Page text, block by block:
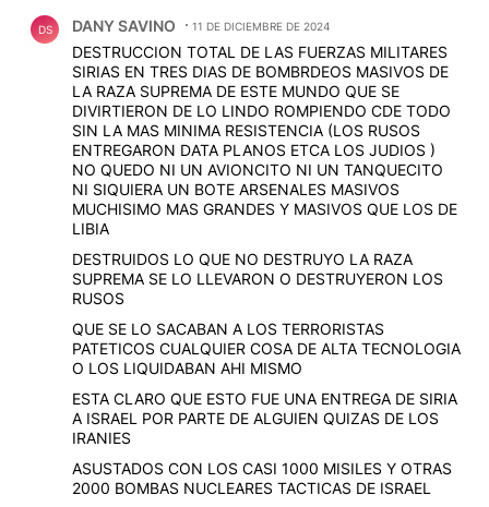
DS DANY SAVINO 11 DE DICIEMBRE DE 2024
DESTRUCCION TOTAL DE LAS FUERZAS MILITARES
SIRIAS EN TRES DIAS DE BOMBRDEOS MASIVOS DE
LA RAZA SUPREMA DE ESTE MUNDO QUE SE
DIVIRTIERON DE LO LINDO ROMPIENDO CDE TODO
SIN LA MAS MINIMA RESISTENCIA (LOS RUSOS
ENTREGARON DATA PLANOS ETCA LOS JUDIOS )
NO QUEDO NI UN AVIONCITO NI UN TANQUECITO
NI SIQUIERA UN BOTE ARSENALES MASIVOS
MUCHISIMO MAS GRANDES Y MASIVOS QUE LOS DE
LIBIA
DESTRUIDOS LO QUE NO DESTRUYO LA RAZA
SUPREMA SE LO LLEVARON O DESTRUYERON LOS
RUSOS
QUE SE LO SACABAN A LOS TERRORISTAS
PATETICOS CUALQUIER COSA DE ALTA TECNOLOGIA
O LOS LIQUIDABAN AHI MISMO
ESTA CLARO QUE ESTO FUE UNA ENTREGA DE SIRIA
A ISRAEL POR PARTE DE ALGUIEN QUIZAS DE LOS
IRANIES
ASUSTADOS CON LOS CASI 1000 MISILES Y OTRAS
2000 BOMBAS NUCLEARES TACTICAS DE ISRAEL